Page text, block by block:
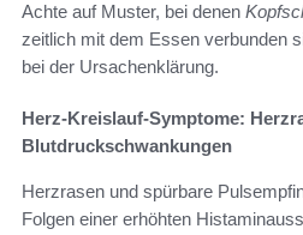
Achte auf Muster, bei denen
zeitlich mit dem Essen verbunden
bei der Ursachenklärung.
Herz-Kreislauf-Symptome:
Blutdruckschwankungen
Herzrasen und spürbare
Folgen einer erhöhten